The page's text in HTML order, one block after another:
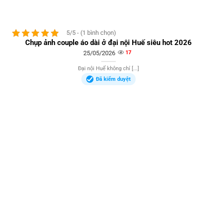
5/5 - (1 bình chọn)
Chụp ảnh couple áo dài ở đại nội Huế siêu hot 2026
25/05/2026 17
Đại nội Huế không chỉ [...]
Đã kiểm duyệt